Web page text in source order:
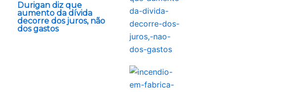
Durigan diz que
aumento da dívida
decorre dos juros, não
dos gastos